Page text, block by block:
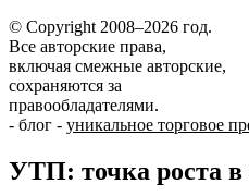
© Copyright 2008–2026 год.
Все авторские права,
включая смежные авторские,
сохраняются за
правообладателями.
- блог - уникальное торговое
УТП: точка роста в